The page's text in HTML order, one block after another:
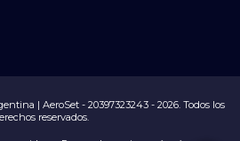
| AeroSet - 20397323243 - 2026. Todos los
reservados.